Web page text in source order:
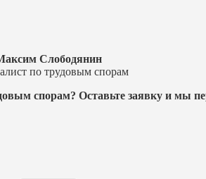
Слободянин
по трудовым спорам
спорам? Оставьте заявку и мы